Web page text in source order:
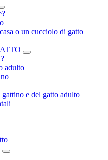
o un cucciolo di gatto
adulto
e del gatto adulto